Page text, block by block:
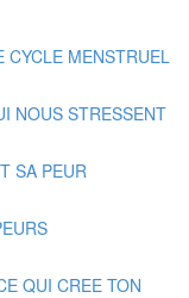
CYCLE MENSTRUEL
NOUS STRESSENT
SA PEUR
QUI CREE TON